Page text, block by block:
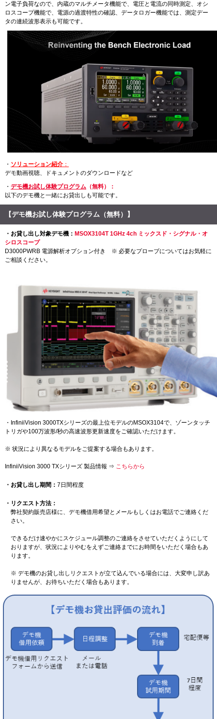
ン電子負荷なので、内蔵のマルチメータ機能で、電圧と電流の同時測定、オシ
ロスコープ機能で、電源の過渡特性の確認、データロガー機能では、測定デー
タの連続波形表示も可能です。
・ ソリューション紹介 ：
デモ動画視聴、ドキュメントのダウンロードなど
・ デモ機お試し体験プログラム （無料）
：
以下のデモ機と一緒にお貸出しも可能です。
【デモ機お試し体験プログラム（無料）】
・お貸し出し対象デモ機： MSOX3104T 1GHz 4ch ミックスド・シグナル・オ
シロスコープ
D3000PWRB 電源解析オプション付き ※ 必要なプローブについてはお気軽に
ご相談ください。
・InfiniiVision 3000TXシリーズの最上位モデルのMSOX3104で、ゾーンタッチ
トリガや100万波形/秒の高速波形更新速度をご確認いただけます。
※ 状況により異なるモデルをご提案する場合もあります。
InfiniiVision 3000 TXシリーズ 製品情報 ⇒ こちらから
・お貸し出し期間： 7日間程度
・リクエスト方法：
弊社契約販売店様に、デモ機借用希望とメールもしくはお電話でご連絡くだ
さい。
できるだけ速やかにスケジュール調整のご連絡をさせていただくようにして
おりますが、状況によりやむをえずご連絡までにお時間をいただく場合もあ
ります。
※ デモ機のお貸し出しリクエストが立て込んでいる場合には、大変申し訳あ
りませんが、お待ちいただく場合もあります。